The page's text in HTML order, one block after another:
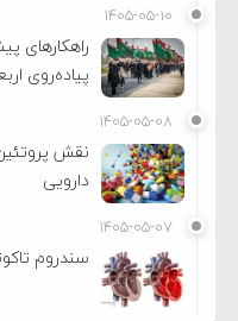
۱۴۰۵-۰۵-۱۰
راهکارهای
پیاده‌روی
۱۴۰۵-۰۵-۰۸
نقش
دارویی
۱۴۰۵-۰۵-۰۷
سندروم